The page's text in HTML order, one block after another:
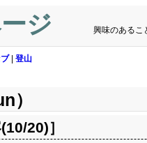
ジ 興味のあるこ
| 登山
）
20)］